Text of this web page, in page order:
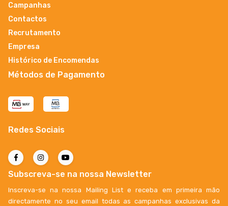
Campanhas
Contactos
Recrutamento
Empresa
Histórico de Encomendas
Métodos de Pagamento
Redes Sociais
Subscreva-se na nossa Newsletter
Inscreva-se na nossa Mailing List e receba em primeira mão
directamente no seu email todas as campanhas exclusivas da